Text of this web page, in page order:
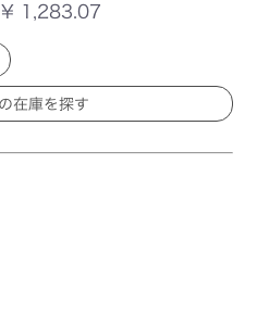
¥ 1,283.07